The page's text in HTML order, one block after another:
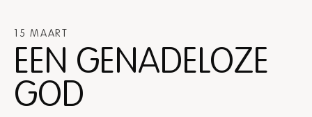
15 MAART
EEN GENADELOZE
GOD